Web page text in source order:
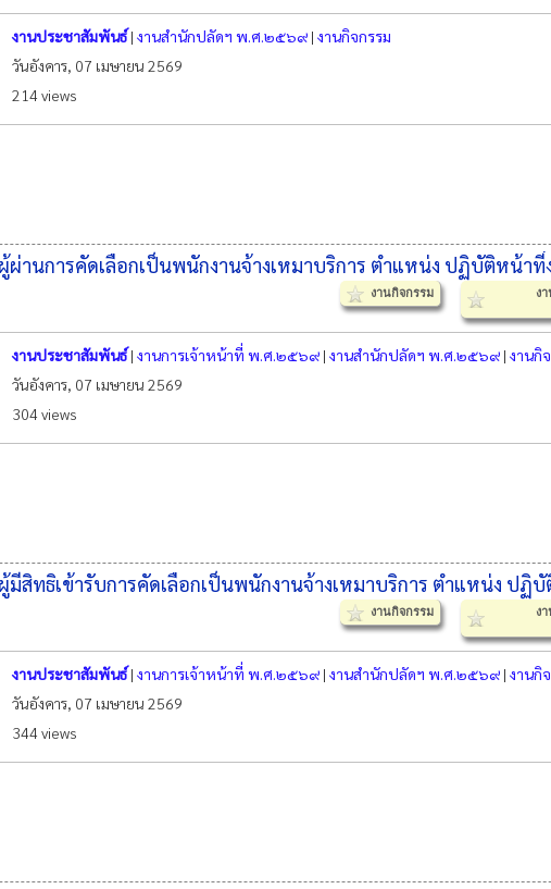
งานประชาสัมพันธ์| งานสำนักปลัดฯ พ.ศ.๒๕๖๙| งานกิจกรรม
วันอังคาร, 07 เมษายน 2569
214 views
ผ่านการคัดเลือกเป็นพนักงานจ้างเหมาบริการ ตำแหน่ง ปฏิบัติหน้า
ง
งานกิจกรรม
งานประชาสัมพันธ์| งานการเจ้าหน้าที่ พ.ศ.๒๕๖๙| งานสำนักปลัดฯ พ.ศ.๒๕๖๙| งานกิ
วันอังคาร, 07 เมษายน 2569
304 views
มีสิทธิเข้ารับการคัดเลือกเป็นพนักงานจ้างเหมาบริการ ตำแหน่ง ป
ง
งานกิจกรรม
งานประชาสัมพันธ์| งานการเจ้าหน้าที่ พ.ศ.๒๕๖๙| งานสำนักปลัดฯ พ.ศ.๒๕๖๙| งานกิ
วันอังคาร, 07 เมษายน 2569
344 views